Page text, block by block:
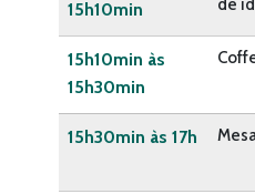
15h10min de
15h10min às
15h30min
15h30min às 17h